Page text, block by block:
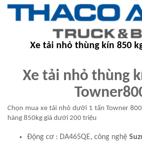
Xe tải nhỏ thùng kín 850
Xe tải nhỏ thùng
Chọn mua xe tải nhỏ dưới 1 tấn Towner
hàng 850kg giá dưới 200 triệu
Động cơ : DA465QE, công nghệ